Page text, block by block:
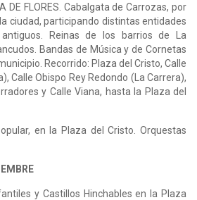
DE FLORES. Cabalgata de Carrozas, por
ciudad, participando distintas entidades
Reinas de los barrios de La
Bandas de Música y de Cornetas
Recorrido: Plaza del Cristo, Calle
Calle Obispo Rey Redondo (La Carrera),
y Calle Viana, hasta la Plaza del
en la Plaza del Cristo. Orquestas
y Castillos Hinchables en la Plaza